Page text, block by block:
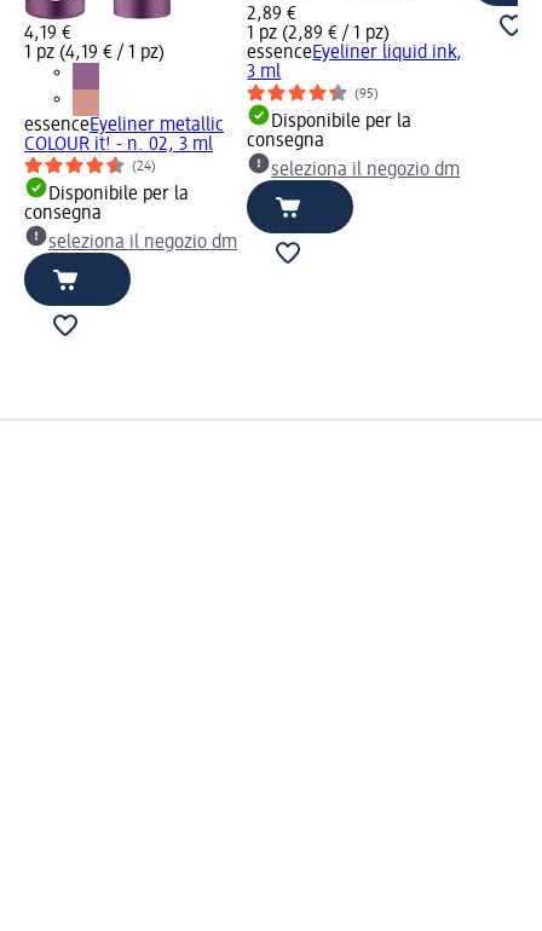
4,19 €
1 pz (4,19 € / 1 pz)
essenceEyeliner metallic
COLOUR it! - n. 02, 3 ml
(24)
Disponibile per la
consegna
seleziona il negozio dm
2,89 €
1 pz (2,89 € / 1 pz)
essenceEyeliner liquid ink,
3 ml
(95)
Disponibile per la
consegna
seleziona il negozio dm